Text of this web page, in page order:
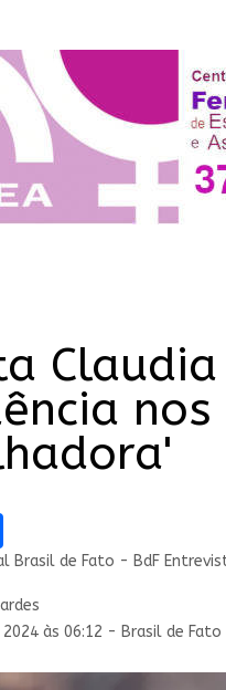
Brasil de Fato - BdF
às 06:12 - Brasil de Fato